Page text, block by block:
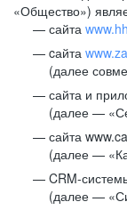
«Общество»)
сайта
cайта
(далее
сайта и
(далее —
сайта
(далее —
CRM-
(далее —